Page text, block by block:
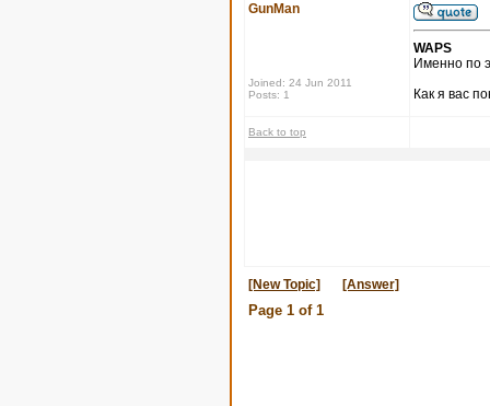
GunMan
Joined: 24 Jun 2011
Posts: 1
WAPS
Именно по
Как я вас
Back to top
[New Topic] [Answer]
Page 1 of 1